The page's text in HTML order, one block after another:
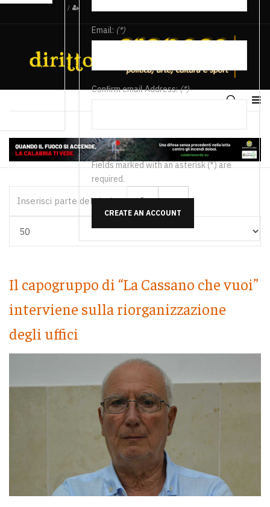
/
Email: (*)
Confirm email Address:(*)
Fields marked with an asterisk (*) are
required.
CREATE AN ACCOUNT
Il capogruppo di “La Cassano che vuoi”
interviene sulla riorganizzazione
degli uffici